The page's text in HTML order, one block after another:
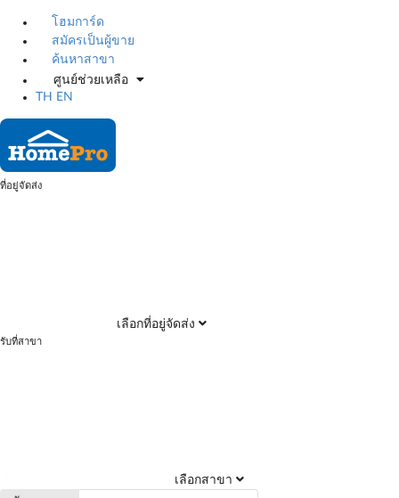
โฮมการ์ด
สมัครเป็นผู้ขาย
ค้นหาสาขา
ศูนย์ช่วยเหลือ
TH
EN
ที่อยู่จัดส่ง
เลือกที่อยู่จัดส่ง
รับที่สาขา
เลือกสาขา